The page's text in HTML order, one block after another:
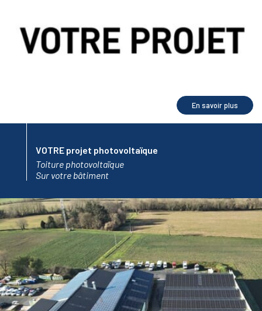
En savoir plus
VOTRE projet photovoltaïque
Toiture photovoltaïque
Sur votre bâtiment